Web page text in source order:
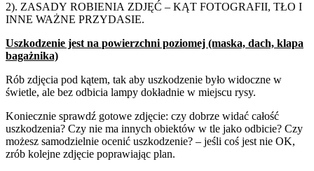
2). ZASADY ROBIENIA ZDJĘĆ – KĄT FOTOGRAFII, TŁO I
INNE WAŻNE PRZYDASIE.
Uszkodzenie jest na powierzchni poziomej (maska, dach, klapa
bagażnika)
Rób zdjęcia pod kątem, tak aby uszkodzenie było widoczne w
świetle, ale bez odbicia lampy dokładnie w miejscu rysy.
Koniecznie sprawdź gotowe zdjęcie: czy dobrze widać całość
uszkodzenia? Czy nie ma innych obiektów w tle jako odbicie? Czy
możesz samodzielnie ocenić uszkodzenie? – jeśli coś jest nie OK,
zrób kolejne zdjęcie poprawiając plan.